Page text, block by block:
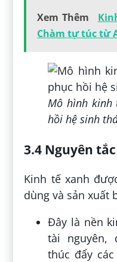
Xem Thêm
Chàm tự túc từ
Mô hình kinh
hồi hệ sinh
3.4 Nguyên
Kinh tế xanh
dùng và sản xuất
Đây là nền
tài nguyên,
thúc đẩy